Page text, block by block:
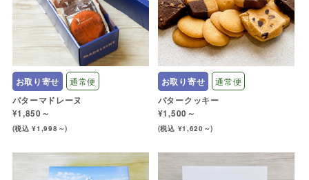
お取り寄せ 通常便
バターマドレーヌ
¥1,850～
(税込 ¥1,998～)
お取り寄せ 通常便
バタークッキー
¥1,500～
(税込 ¥1,620～)